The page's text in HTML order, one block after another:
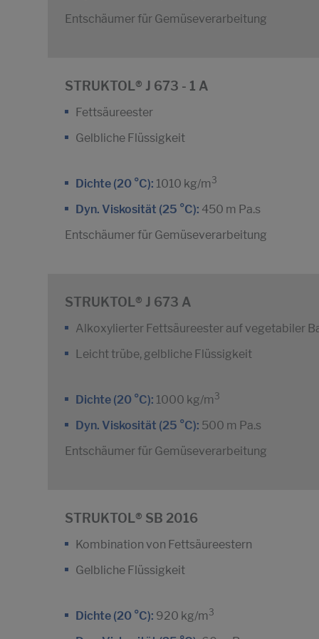
Entschäumer für Gemüseverarbeitung
STRUKTOL® J 673 - 1 A
Fettsäureester
Gelbliche Flüssigkeit
Dichte (20 °C): 1010 kg/m 3
Dyn. Viskosität (25 °C): 450 m Pa.s
Entschäumer für Gemüseverarbeitung
STRUKTOL® J 673 A
Alkoxylierter Fettsäureester auf vegetabiler
Leicht trübe, gelbliche Flüssigkeit
Dichte (20 °C): 1000 kg/m 3
Dyn. Viskosität (25 °C): 500 m Pa.s
Entschäumer für Gemüseverarbeitung
STRUKTOL® SB 2016
Kombination von Fettsäureestern
Gelbliche Flüssigkeit
Dichte (20 °C): 920 kg/m 3